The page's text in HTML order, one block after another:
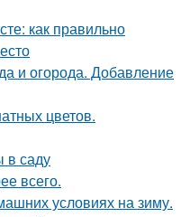
как правильно
и огорода. Добавление
цветов.
в саду
всего.
условиях на зиму.